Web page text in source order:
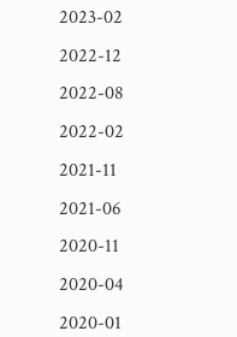
2023-02
2022-12
2022-08
2022-02
2021-11
2021-06
2020-11
2020-04
2020-01